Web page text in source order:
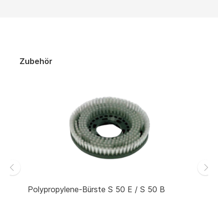
Zubehör
Polypropylene-Bürste S 50 E / S 50 B